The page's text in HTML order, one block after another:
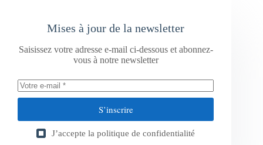
Mises à jour de la newsletter
Saisissez votre adresse e-mail ci-dessous et abonnez-
vous à notre newsletter
S’inscrire
J’accepte la politique de confidentialité